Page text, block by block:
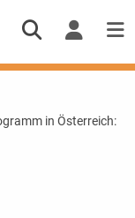
in Österreich: